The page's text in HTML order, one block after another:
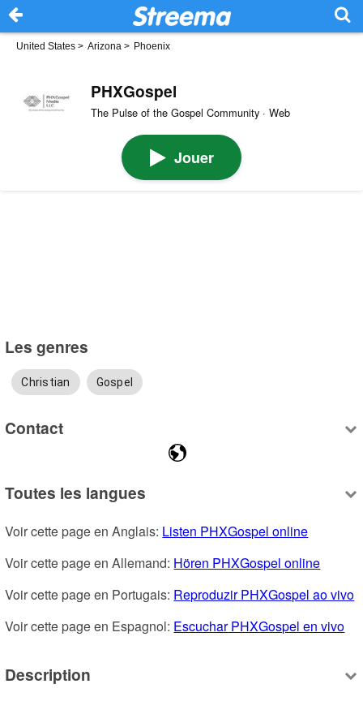
United States > Arizona > Phoenix
PHXGospel
The Pulse of the Gospel Community · Web
Jouer
Les genres
Christian Gospel
Contact
Toutes les langues
Voir cette page en Anglais: Listen PHXGospel online
Voir cette page en Allemand: Hören PHXGospel online
Voir cette page en Portugais: Reproduzir PHXGospel ao vivo
Voir cette page en Espagnol: Escuchar PHXGospel en vivo
Description